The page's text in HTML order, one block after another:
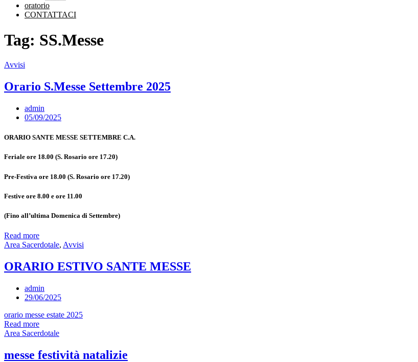
oratorio
CONTATTACI
Tag: SS.Messe
Avvisi
Orario S.Messe Settembre 2025
admin
05/09/2025
ORARIO SANTE MESSE SETTEMBRE C.A.
Feriale ore 18.00 (S. Rosario ore 17.20)
Pre-Festiva ore 18.00 (S. Rosario ore 17.20)
Festive ore 8.00 e ore 11.00
(Fino all’ultima Domenica di Settembre)
Read more
Area Sacerdotale, Avvisi
ORARIO ESTIVO SANTE MESSE
admin
29/06/2025
orario messe estate 2025
Read more
Area Sacerdotale
messe festività natalizie